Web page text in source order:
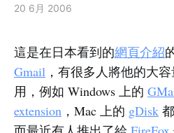
20 6月 2006
這是在日本看到的網頁介紹
Gmail ，有很多人將他的大
用，例如 Windows 上的
extension ，Mac 上的 gDisk